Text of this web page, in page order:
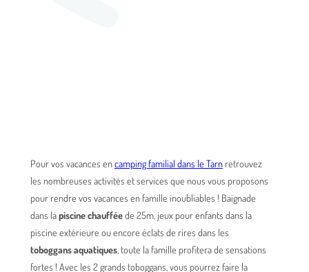
Pour vos vacances encamping familial dans le Tarnretrouvez
les nombreuses activités et services que nous vous proposons
pour rendre vos vacances en famille inoubliables ! Baignade
dans lapiscine chaufféede 25m, jeux pour enfants dans la
piscine extérieure ou encore éclats de rires dans les
toboggans aquatiques, toute la famille profitera de sensations
fortes ! Avec les 2 grands toboggans, vous pourrez faire la